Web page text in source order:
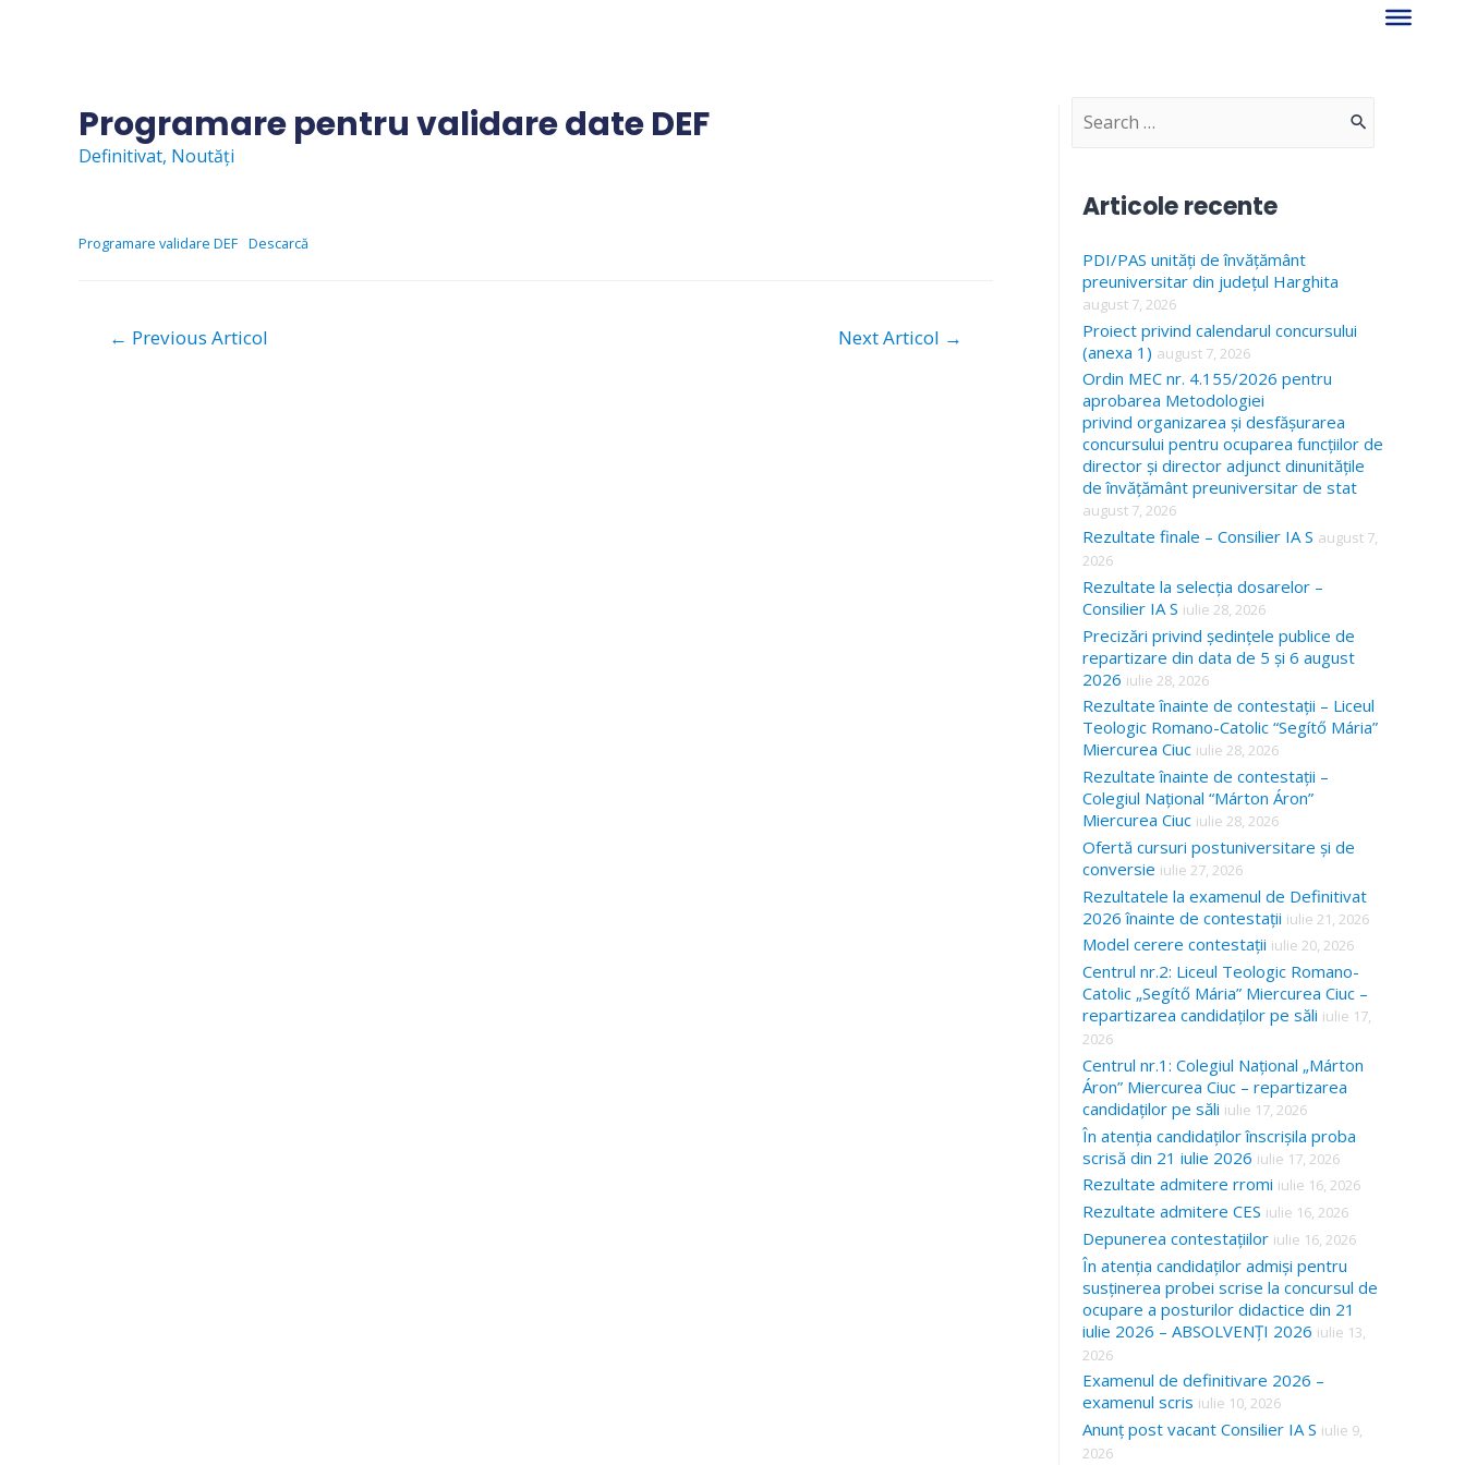
Programare pentru validare date DEF
Definitivat, Noutăți
Programare validare DEF Descarcă
Navigare
← Previous Articol Next Articol →
S
c
h
f
o
r
:
Articole recente
PDI/PAS unități de învățământ
preuniversitar din județul Harghita
august 7, 2026
Proiect privind calendarul concursului
(anexa 1) august 7, 2026
Ordin MEC nr. 4.155/2026 pentru
aprobarea Metodologiei
privind organizarea și desfășurarea
concursului pentru ocuparea funcțiilor de
director și director adjunct dinunitățile
de învățământ preuniversitar de stat
august 7, 2026
Rezultate finale – Consilier IA S august 7,
2026
Rezultate la selecția dosarelor –
Consilier IA S iulie 28, 2026
Precizări privind ședințele publice de
repartizare din data de 5 și 6 august
2026 iulie 28, 2026
Rezultate înainte de contestații – Liceul
Teologic Romano-Catolic “Segítő Mária”
Miercurea Ciuc iulie 28, 2026
Rezultate înainte de contestații –
Colegiul Național “Márton Áron”
Miercurea Ciuc iulie 28, 2026
Ofertă cursuri postuniversitare și de
conversie iulie 27, 2026
Rezultatele la examenul de Definitivat
2026 înainte de contestații iulie 21, 2026
Model cerere contestații iulie 20, 2026
Centrul nr.2: Liceul Teologic Romano-
Catolic „Segítő Mária” Miercurea Ciuc –
repartizarea candidaților pe săli iulie 17,
2026
Centrul nr.1: Colegiul Național „Márton
Áron” Miercurea Ciuc – repartizarea
candidaților pe săli iulie 17, 2026
În atenția candidaților înscrișila proba
scrisă din 21 iulie 2026 iulie 17, 2026
Rezultate admitere rromi iulie 16, 2026
Rezultate admitere CES iulie 16, 2026
Depunerea contestațiilor iulie 16, 2026
În atenția candidaților admiși pentru
susținerea probei scrise la concursul de
ocupare a posturilor didactice din 21
iulie 2026 – ABSOLVENȚI 2026 iulie 13,
2026
Examenul de definitivare 2026 –
examenul scris iulie 10, 2026
Anunț post vacant Consilier IA S iulie 9,
2026